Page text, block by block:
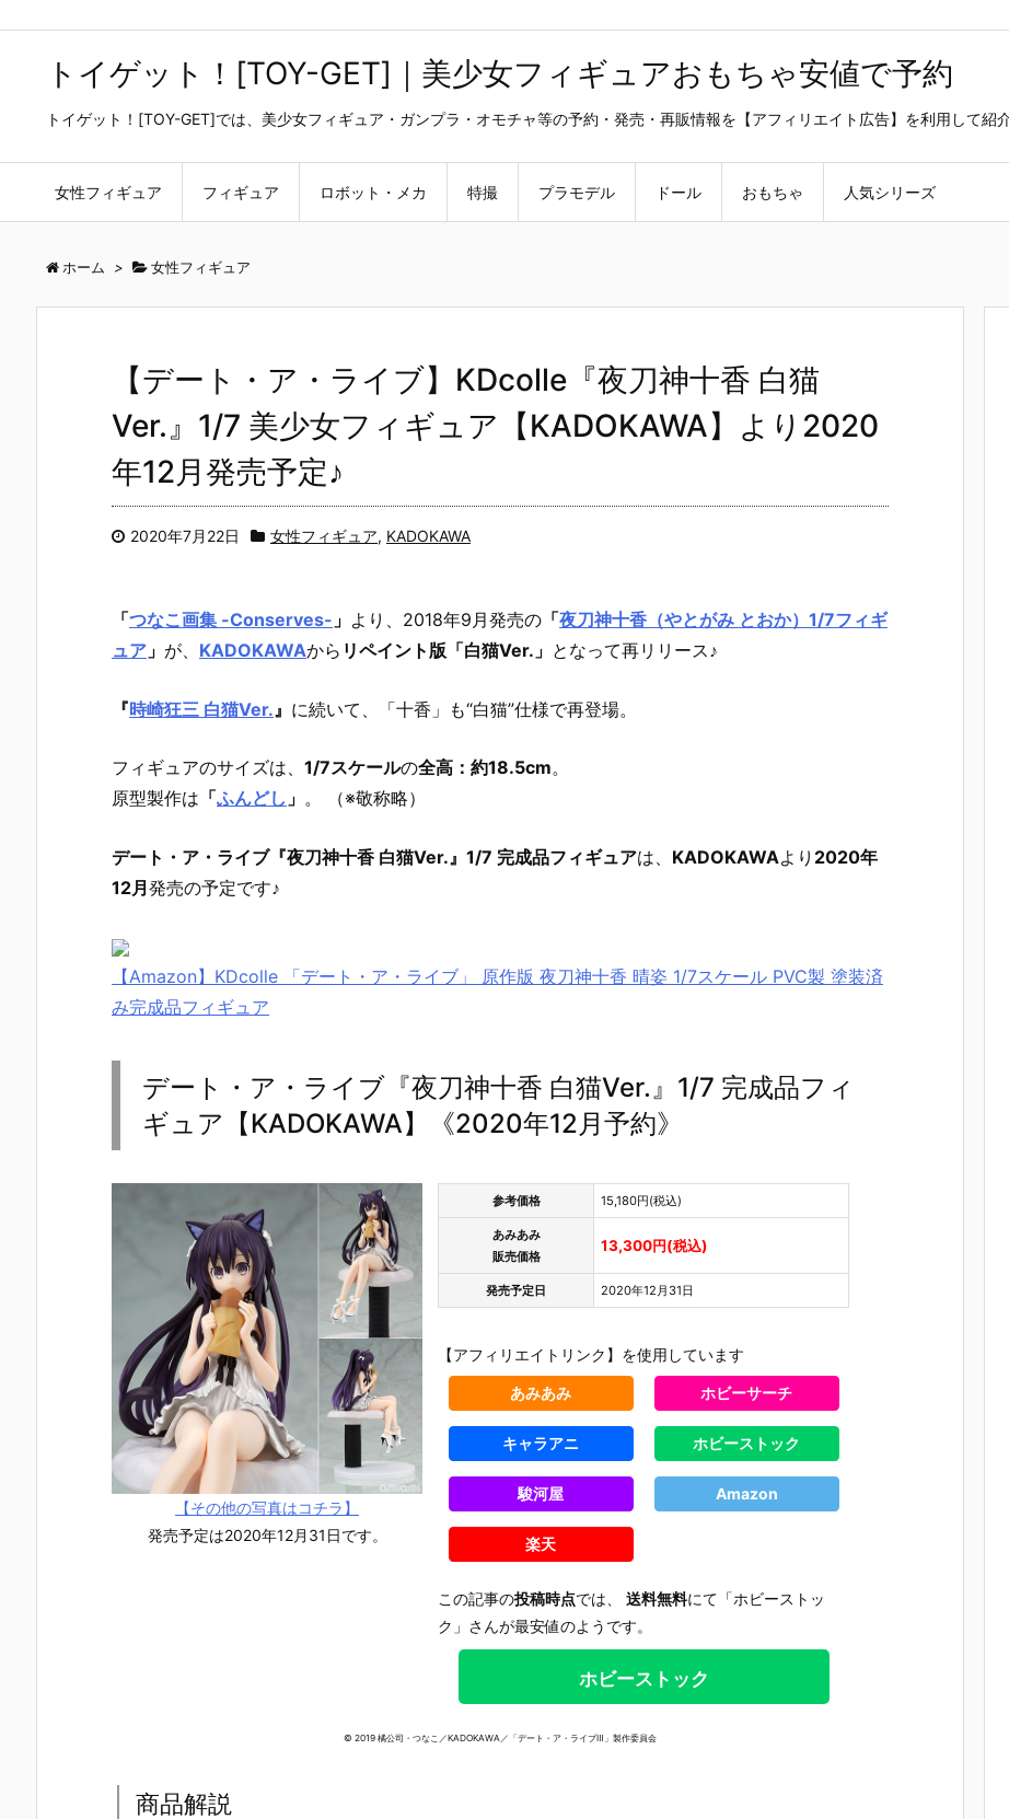
トイゲット！[TOY-GET]｜美少女フィギュアおもちゃ安値で予約
トイゲット！[TOY-GET]では、美少女フィギュア・ガンプラ・オモチャ等の予約・発売・再販情報を【アフィリエイト広告】を利用して紹
女性フィギュア フィギュア ロボット・メカ 特撮 プラモデル ドール おもちゃ 人気シリーズ
ホーム > 女性フィギュア
【デート・ア・ライブ】KDcolle『夜刀神十香 白猫
Ver.』1/7 美少女フィギュア【KADOKAWA】より2020
年12月発売予定♪
2020年7月22日 女性フィギュア, KADOKAWA
「つなこ画集 -Conserves- 」 より、 2018年9月発売の 「夜刀神十香（やとがみ とおか）1/7フィギ
ュア 」 が、 KADOKAWAから リペイント版「白猫Ver.」 となって再リリース♪
『時崎狂三 白猫Ver. 』 に続いて、「十香」も“白猫”仕様で再登場。
フィギュアのサイズは、 1/7スケールの全高：約18.5cm。
原型製作は 「ふんどし 」 。 （※敬称略）
デート・ア・ライブ『夜刀神十香 白猫Ver.』1/7 完成品フィギュアは、 KADOKAWAより 2020年
12月発売の予定です♪
【Amazon】KDcolle 「デート・ア・ライブ」 原作版 夜刀神十香 晴姿 1/7スケール PVC製 塗装済
み完成品フィギュア
デート・ア・ライブ『夜刀神十香 白猫Ver.』1/7 完成品フィ
ギュア【KADOKAWA】《2020年12月予約》
【その他の写真はコチラ】
発売予定は2020年12月31日です。
参考価格 15,180円(税込)
あみあみ
販売価格
13,300円(税込)
発売予定日 2020年12月31日
【アフィリエイトリンク】を使用しています
あみあみ ホビーサーチ
キャラアニ ホビーストック
駿河屋 Amazon
楽天
この記事の投稿時点では、送料無料にて「ホビーストッ
ク」さんが最安値のようです。
ホビーストック
© 2019 橘公司・つなこ／KADOKAWA／「デート・ア・ライブⅢ」製作委員会
商品解説